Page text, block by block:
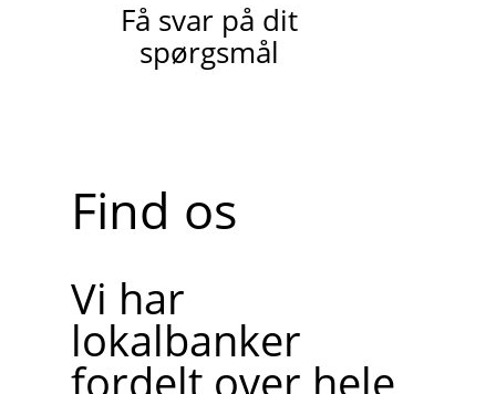
Få svar på dit
spørgsmål
Find os
Vi har
lokalbanker
fordelt over hele